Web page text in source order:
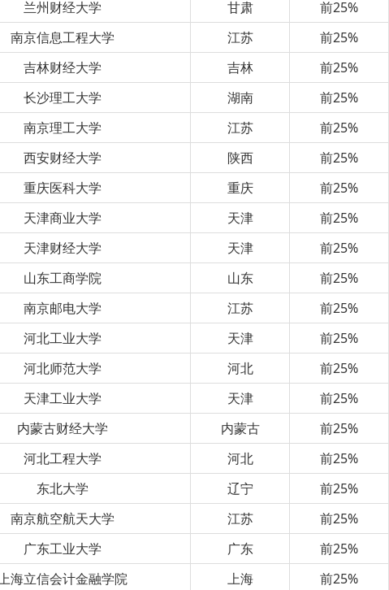
兰州财经大学 甘肃
前25%
南京信息工程大学 江苏
前25%
吉林财经大学 吉林
前25%
长沙理工大学 湖南
前25%
南京理工大学 江苏
前25%
西安财经大学 陕西
前25%
重庆医科大学 重庆
前25%
天津商业大学 天津
前25%
天津财经大学 天津
前25%
山东工商学院 山东
前25%
南京邮电大学 江苏
前25%
河北工业大学 天津
前25%
河北师范大学 河北
前25%
天津工业大学 天津
前25%
内蒙古财经大学 内蒙古
前25%
河北工程大学 河北
前25%
东北大学 辽宁
前25%
南京航空航天大学 江苏
前25%
广东工业大学 广东
前25%
海立信会计金融学院 上海
前25%